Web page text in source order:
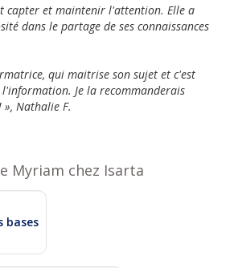
capter et maintenir l'attention. Elle a
dans le partage de ses connaissances
qui maitrise son sujet et c'est
Je la recommanderais
Nathalie F.
Myriam chez Isarta
bases